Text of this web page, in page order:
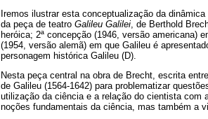
Iremos ilustrar esta conceptualização da
da peça de teatro Galileu Galilei , de Berthold
heróica; 2ª concepção (1946, versão americana)
(1954, versão alemã) em que Galileu é
personagem histórica Galileu (D).
Nesta peça central na obra de Brecht, escrita
de Galileu (1564-1642) para problematizar
utilização da ciência e a relação do cientista com
noções fundamentais da ciência, mas também a